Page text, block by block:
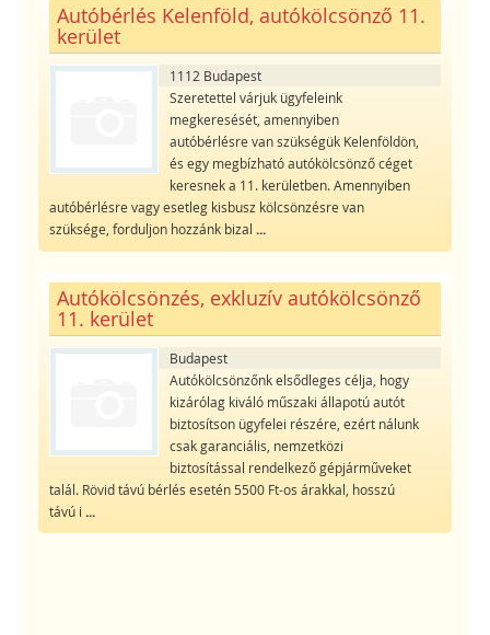
Autóbérlés Kelenföld, autókölcsönző 11.
kerület
1112 Budapest
Szeretettel várjuk ügyfeleink
megkeresését, amennyiben
autóbérlésre van szükségük Kelenföldön,
és egy megbízható autókölcsönző céget
keresnek a 11. kerületben. Amennyiben
autóbérlésre vagy esetleg kisbusz kölcsönzésre van
szüksége, forduljon hozzánk bizal ...
Autókölcsönzés, exkluzív autókölcsönző
11. kerület
Budapest
Autókölcsönzőnk elsődleges célja, hogy
kizárólag kiváló műszaki állapotú autót
biztosítson ügyfelei részére, ezért nálunk
csak garanciális, nemzetközi
biztosítással rendelkező gépjárműveket
talál. Rövid távú bérlés esetén 5500 Ft-os árakkal, hosszú
távú i ...